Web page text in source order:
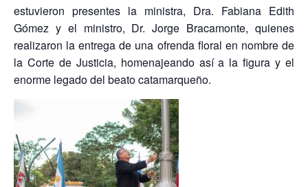
estuvieron presentes la ministra, Dra. Fabiana Edith
Gómez y el ministro, Dr. Jorge Bracamonte, quienes
realizaron la entrega de una ofrenda floral en nombre de
la Corte de Justicia, homenajeando así a la figura y el
enorme legado del beato catamarqueño.